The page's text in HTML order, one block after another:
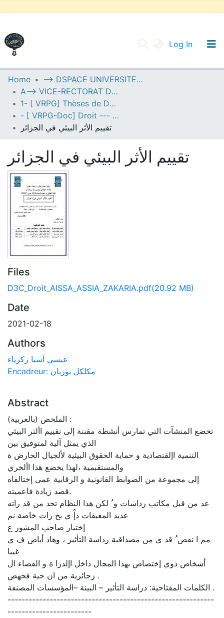
Log In
UNIVERSITY OF D.L SIDI BEL ABBES
Communities & Collections
All of DSpace
Statistics
Home
--> DSPACE UNIVERSITE DJILALLI LIABES DE SIDI BEL ABBES
A--> VICE-RECTORAT DE LA POST-GRADUATION
1- [ VRPG] Thèses de Doctorat
- [ VRPG-Doc] Droit --- حقوق
تقييم الأثر البيئي في الجزائر
تقييم الأثر البيئي في الجزائر
Files
D3C_Droit_AISSA_ASSIA_ZAKARIA.pdf(20.92 MB)
Date
2021-02-18
Authors
عيسى آسيا زكرياء
Encadreur: مكلكل بوزيان
Abstract
الملخص (بالعربية) :
تخضع المنشآت التي تمارس أنشطة مقننة إلى تقييم األثر البيئي
الذي يمثل آلية لمتوفيق بين
التنمية اإلقتصادية و حماية الحقوق البيئية لألجيال الحارض ة
والمستقبمية ،لهذا يخضع هذا األخري
إلى مجموعة من الضوابط القانونية و الرقابية عمى إختالفاه
.قصد زيادة فاعميته
عد من قبل مكاتب رداسات و ُ لكن هذا النظام تحد من قد راته
عديد المعيقات ذإْ ي بخ رات خاصة نم
إختيار صاحب المشور ع
مم ا نقص ُ قد ي من مصداقية رداسة التأثير ، وهاذ أياض ف ي
غيبا
أشخاص ذوي إختصاص بهذا المجال داخل اإلدرا ة و القضاء ال
زجائرية من ان حية فحهص .
الكلمات المفتاحية: دراسة التأثير – البينة –المؤسسات المصنفة .
-----------------------------------------------------------
------------------------